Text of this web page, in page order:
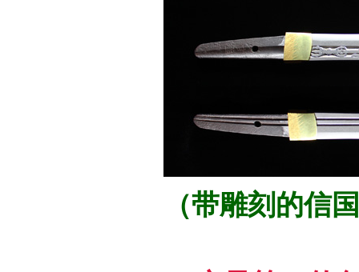
（带雕刻的信